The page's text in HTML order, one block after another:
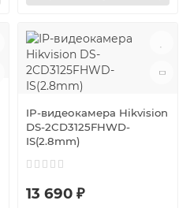
IP-видеокамера Hikvision
DS-2CD3125FHWD-
IS(2.8mm)
13 690 ₽